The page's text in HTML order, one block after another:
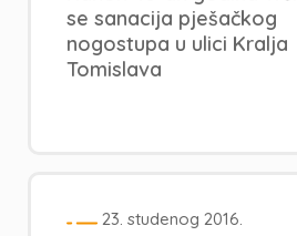
se sanacija pješačkog
nogostupa u ulici Kralja
Tomislava
23. studenog 2016.